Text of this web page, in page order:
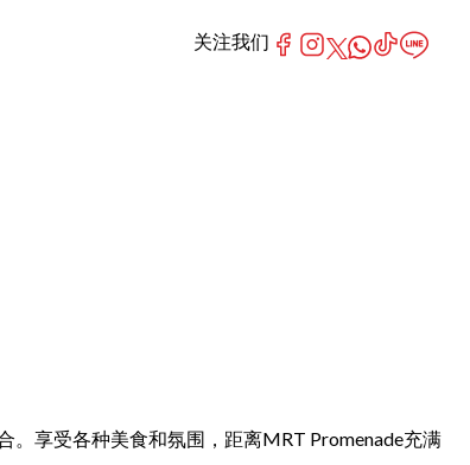
享受各种美食和氛围，距离MRT Promenade充满
关注我们